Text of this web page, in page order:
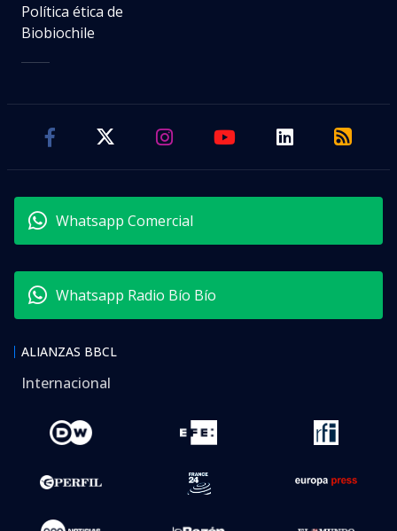
Política ética de
Biobiochile
Whatsapp Comercial
Whatsapp Radio Bío Bío
ALIANZAS BBCL
Internacional